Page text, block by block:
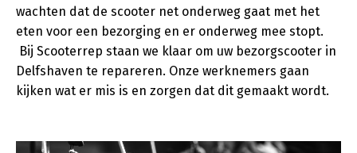
wachten dat de scooter net onderweg gaat met het
eten voor een bezorging en er onderweg mee stopt.
Bij Scooterrep staan we klaar om uw bezorgscooter in
Delfshaven te repareren. Onze werknemers gaan
kijken wat er mis is en zorgen dat dit gemaakt wordt.